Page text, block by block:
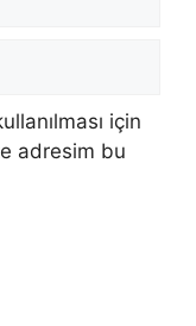
için
adresim bu